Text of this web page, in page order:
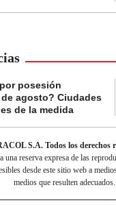
posesión
agosto? Ciudades
de la medida
S.A. Todos los derechos
reserva expresa de las
desde este sitio web a
medios que resulten adecuados.